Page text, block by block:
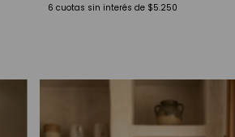
6 cuotas sin interés de $5.250